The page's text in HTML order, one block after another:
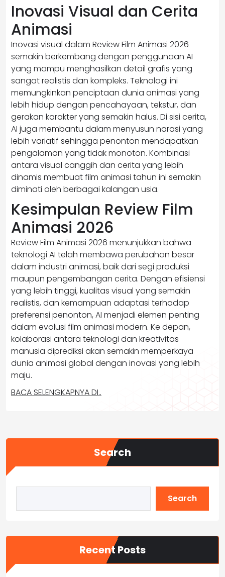
Inovasi Visual dan Cerita
Animasi
Inovasi visual dalam Review Film Animasi 2026
semakin berkembang dengan penggunaan AI
yang mampu menghasilkan detail grafis yang
sangat realistis dan kompleks. Teknologi ini
memungkinkan penciptaan dunia animasi yang
lebih hidup dengan pencahayaan, tekstur, dan
gerakan karakter yang semakin halus. Di sisi cerita,
AI juga membantu dalam menyusun narasi yang
lebih variatif sehingga penonton mendapatkan
pengalaman yang tidak monoton. Kombinasi
antara visual canggih dan cerita yang lebih
dinamis membuat film animasi tahun ini semakin
diminati oleh berbagai kalangan usia.
Kesimpulan Review Film
Animasi 2026
Review Film Animasi 2026 menunjukkan bahwa
teknologi AI telah membawa perubahan besar
dalam industri animasi, baik dari segi produksi
maupun pengembangan cerita. Dengan efisiensi
yang lebih tinggi, kualitas visual yang semakin
realistis, dan kemampuan adaptasi terhadap
preferensi penonton, AI menjadi elemen penting
dalam evolusi film animasi modern. Ke depan,
kolaborasi antara teknologi dan kreativitas
manusia diprediksi akan semakin memperkaya
dunia animasi global dengan inovasi yang lebih
maju.
BACA SELENGKAPNYA DI..
Search
Search
Recent Posts